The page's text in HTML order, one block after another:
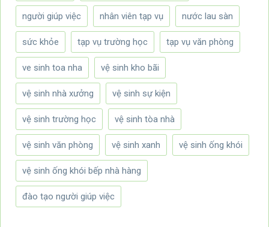
người giúp việc nhân viên tạp vụ nước lau sàn
sức khỏe tạp vụ trường học tạp vụ văn phòng
ve sinh toa nha vệ sinh kho bãi
vệ sinh nhà xưởng vệ sinh sự kiện
vệ sinh trường học vệ sinh tòa nhà
vệ sinh văn phòng vệ sinh xanh vệ sinh ống khói
vệ sinh ống khói bếp nhà hàng
đào tạo người giúp việc